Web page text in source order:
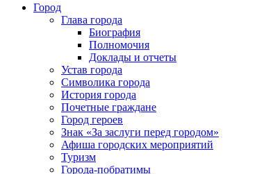
Город
Глава города
Биография
Полномочия
Доклады и отчеты
Устав города
Символика города
История города
Почетные граждане
Город героев
Знак «За заслуги перед городом»
Афиша городских мероприятий
Туризм
Города-побратимы